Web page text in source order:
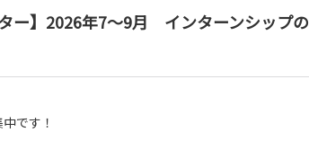
ター】2026年7～9月 インターンシップの
です！